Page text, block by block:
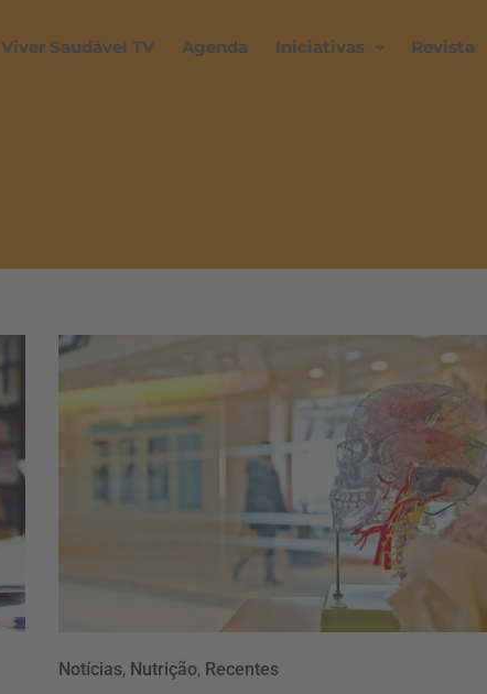
Viver Saudável TV Agenda Iniciativas Revista
Notícias, Nutrição, Recentes